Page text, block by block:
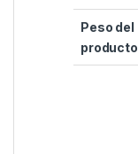
Peso del
producto